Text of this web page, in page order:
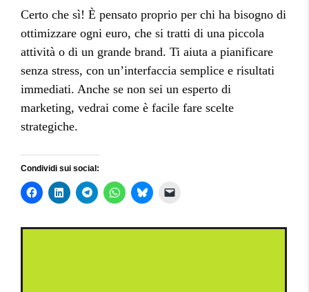
Certo che sì! È pensato proprio per chi ha bisogno di
ottimizzare ogni euro, che si tratti di una piccola
attività o di un grande brand. Ti aiuta a pianificare
senza stress, con un’interfaccia semplice e risultati
immediati. Anche se non sei un esperto di
marketing, vedrai come è facile fare scelte
strategiche.
Condividi sui social: